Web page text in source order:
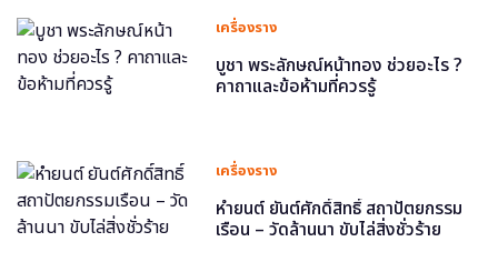
เครื่องราง
บูชา พระลักษณ์หน้าทอง ช่วยอะไร ?
คาถาและข้อห้ามที่ควรรู้
เครื่องราง
หำยนต์ ยันต์ศักดิ์สิทธิ์ สถาปัตยกรรม
เรือน – วัดล้านนา ขับไล่สิ่งชั่วร้าย